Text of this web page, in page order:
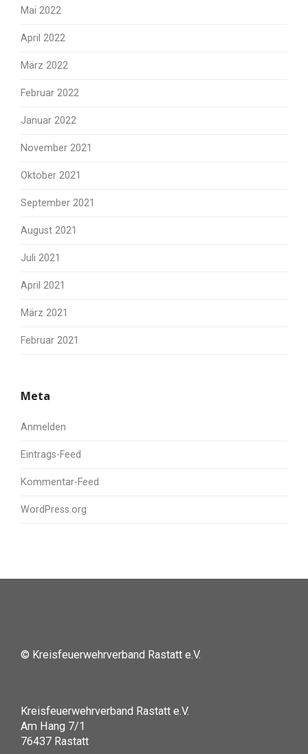
Mai 2022
April 2022
März 2022
Februar 2022
Januar 2022
November 2021
Oktober 2021
September 2021
August 2021
Juli 2021
April 2021
März 2021
Februar 2021
Meta
Anmelden
Eintrags-Feed
Kommentar-Feed
WordPress.org
© Kreisfeuerwehrverband Rastatt e.V.
Kreisfeuerwehrverband Rastatt e.V.
Am Hang 7/1
76437 Rastatt